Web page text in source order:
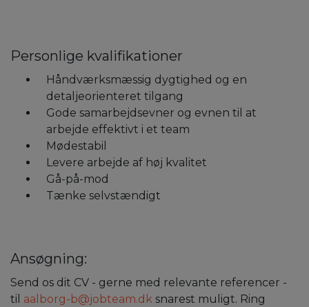
Personlige kvalifikationer
Håndværksmæssig dygtighed og en
detaljeorienteret tilgang
Gode samarbejdsevner og evnen til at
arbejde effektivt i et team
Mødestabil
Levere arbejde af høj kvalitet
Gå-på-mod
Tænke selvstændigt
Ansøgning:
Send os dit CV - gerne med relevante referencer -
til aalborg-b@jobteam.dk snarest muligt. Ring